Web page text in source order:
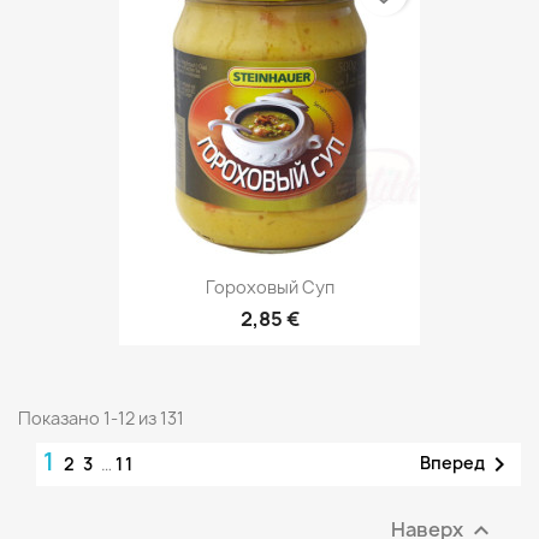
Гороховый Суп
2,85 €
Показано 1-12 из 131
1 2 3 … 11 Вперед 
Наверх 